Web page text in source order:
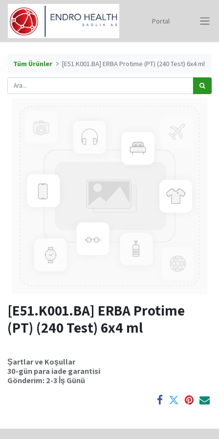
Portal
Tüm Ürünler [E51.K001.BA] ERBA Protime (PT) (240 Test) 6x4 ml
[E51.K001.BA] ERBA Protime
(PT) (240 Test) 6x4 ml
Şartlar ve Koşullar
30-gün para iade garantisi
Gönderim: 2-3 İş Günü